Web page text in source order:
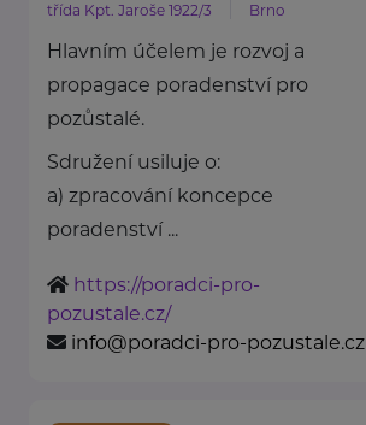
třída Kpt. Jaroše 1922/3 Brno
Hlavním účelem je rozvoj a
propagace poradenství pro
pozůstalé.
Sdružení usiluje o:
a) zpracování koncepce
poradenství ...
https://poradci-pro-
pozustale.cz/
info@poradci-pro-pozustale.cz